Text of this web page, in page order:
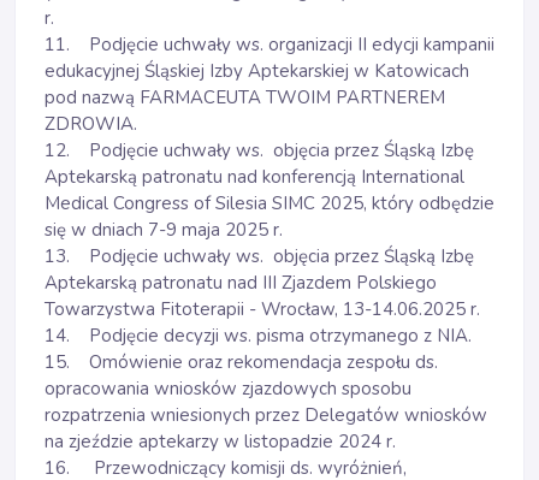
r.
11. Podjęcie uchwały ws. organizacji II edycji kampanii
edukacyjnej Śląskiej Izby Aptekarskiej w Katowicach
pod nazwą FARMACEUTA TWOIM PARTNEREM
ZDROWIA.
12. Podjęcie uchwały ws. objęcia przez Śląską Izbę
Aptekarską patronatu nad konferencją International
Medical Congress of Silesia SIMC 2025, który odbędzie
się w dniach 7-9 maja 2025 r.
13. Podjęcie uchwały ws. objęcia przez Śląską Izbę
Aptekarską patronatu nad III Zjazdem Polskiego
Towarzystwa Fitoterapii - Wrocław, 13-14.06.2025 r.
14. Podjęcie decyzji ws. pisma otrzymanego z NIA.
15. Omówienie oraz rekomendacja zespołu ds.
opracowania wniosków zjazdowych sposobu
rozpatrzenia wniesionych przez Delegatów wniosków
na zjeździe aptekarzy w listopadzie 2024 r.
16. Przewodniczący komisji ds. wyróżnień,